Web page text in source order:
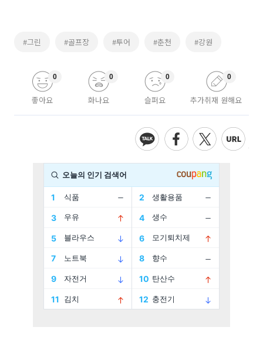
#그린 #골프장 #투어 #춘천 #강원
좋아요
0
화나요
0
슬퍼요
0
추가취재 원해요
0